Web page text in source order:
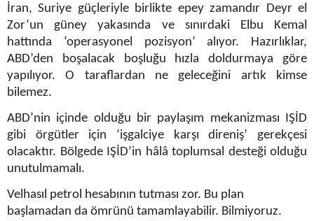
İran, Suriye güçleriyle birlikte epey zamandır Deyr el
Zor’un güney yakasında ve sınırdaki Elbu Kemal
hattında ‘operasyonel pozisyon’ alıyor. Hazırlıklar,
ABD’den boşalacak boşluğu hızla doldurmaya göre
yapılıyor. O taraflardan ne geleceğini artık kimse
bilemez.
ABD’nin içinde olduğu bir paylaşım mekanizması IŞİD
gibi örgütler için ‘işgalciye karşı direniş’ gerekçesi
olacaktır. Bölgede IŞİD’in hâlâ toplumsal desteği olduğu
unutulmamalı.
Velhasıl petrol hesabının tutması zor. Bu plan
başlamadan da ömrünü tamamlayabilir. Bilmiyoruz.